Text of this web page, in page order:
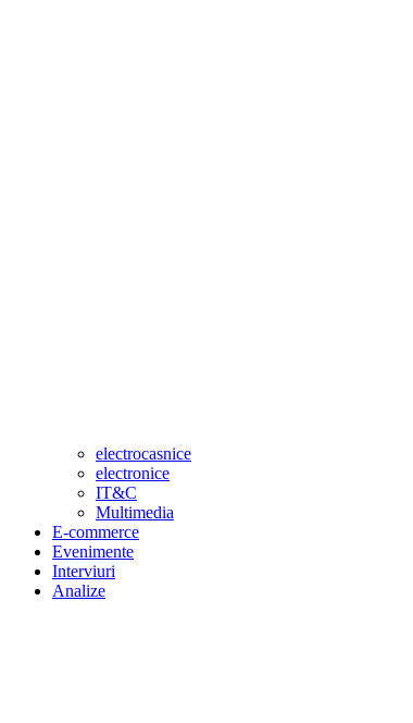
electrocasnice
electronice
IT&C
Multimedia
E-commerce
Evenimente
Interviuri
Analize